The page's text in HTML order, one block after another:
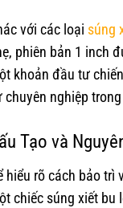
với các loại súng
phiên bản 1 inch
khoản đầu tư
chuyên nghiệp
Tạo và
hiểu rõ cách bảo trì
chiếc súng xiết bu